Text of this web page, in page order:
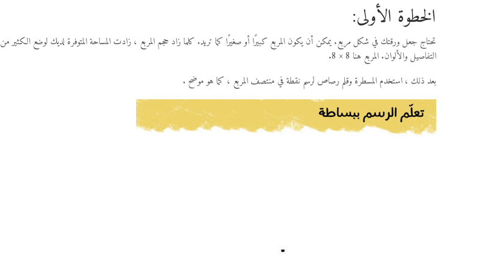
الخطوة الأولى:
تحتاج جعل ورقتك في شكل مربع. يمكن أن يكون المربع كبيرًا أو صغيرًا كما تريد. كلما زاد حجم المربع ، زادت المساحة المتوفرة لديك لوضع الكثير من
التفاصيل والألوان. المربع هنا 8 × 8.
بعد ذلك ، استخدم المسطرة وقلم رصاص لرسم نقطة في منتصف المربع ، كما هو موضح .